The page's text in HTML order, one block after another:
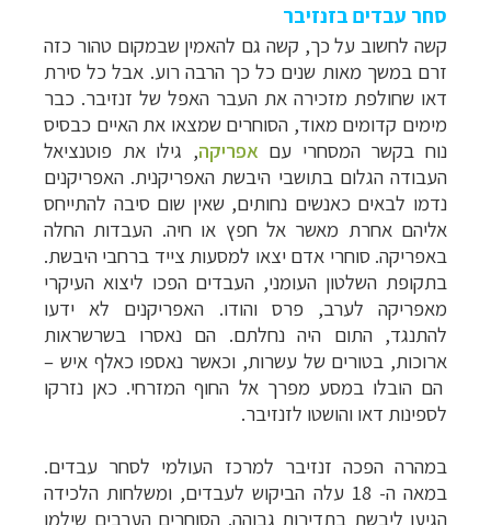
סחר עבדים בזנזיבר
קשה לחשוב על כך, קשה גם להאמין שבמקום טהור כזה
זרם במשך מאות שנים כל כך הרבה רוע. אבל כל סירת
דאו שחולפת מזכירה את העבר האפל של זנזיבר. כבר
מימים קדומים מאוד, הסוחרים שמצאו את האיים כבסיס
נוח בקשר המסחרי עם אפריקה, גילו את פוטנציאל
העבודה הגלום בתושבי היבשת האפריקנית. האפריקנים
נדמו לבאים כאנשים נחותים, שאין שום סיבה להתייחס
אליהם אחרת מאשר אל חפץ או חיה. העבדות החלה
באפריקה. סוחרי אדם יצאו למסעות צייד ברחבי היבשת.
בתקופת השלטון העומני, העבדים הפכו ליצוא העיקרי
מאפריקה לערב, פרס והודו. האפריקנים לא ידעו
להתנגד, התום היה נחלתם. הם נאסרו בשרשראות
ארוכות, בטורים של עשרות, וכאשר נאספו כאלף איש –
הם הובלו במסע מפרך אל החוף המזרחי. כאן נזרקו
לספינות דאו והושטו לזנזיבר.
במהרה הפכה זנזיבר למרכז העולמי לסחר עבדים.
במאה ה- 18 עלה הביקוש לעבדים, ומשלחות הלכידה
הגיעו ליבשת בתדירות גבוהה. הסוחרים הערבים שילמו